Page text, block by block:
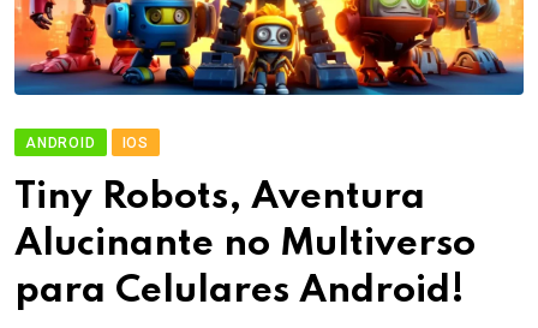
ANDROID IOS
Tiny Robots, Aventura
Alucinante no Multiverso
para Celulares Android!